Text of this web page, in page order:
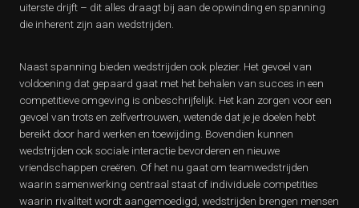
uiterste drijft – dit alles draagt bij aan de opwinding en spanning
die inherent zijn aan wedstrijden.
Naast spanning bieden wedstrijden ook plezier. Het gevoel van
voldoening dat gepaard gaat met het behalen van succes in een
competitieve omgeving is onbeschrijfelijk. Het kan zorgen voor een
gevoel van trots en zelfvertrouwen, wetende dat je je doelen hebt
bereikt door hard werken en toewijding. Bovendien kunnen
wedstrijden ook sociale interactie bevorderen en nieuwe
vriendschappen creëren. Of het nu gaat om teamwedstrijden
waarin samenwerking centraal staat of individuele competities
waarin rivaliteit wordt aangemoedigd, wedstrijden brengen mensen